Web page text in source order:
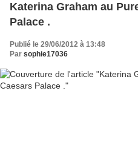
Katerina Graham au
Palace .
Publié le 29/06/2012 à 13:48
Par sophie17036